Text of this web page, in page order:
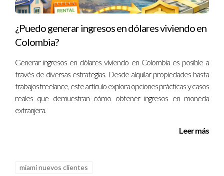
CONCLUSIÓN Y CONTACTO
CON EL EXPERTO
Homestead representa una excelente oportunidad para
inversionistas que buscan precios accesibles, incentivos
atractivos y un alto potencial de valorización gracias a su
desarrollo constante. Prepararte adecuadamente y
contar con asesoría profesional te permitirá sacar el
¿Puedo generar ingresos en dólares viviendo en
Colombia?
Generar ingresos en dólares viviendo en Colombia es posible a
través de diversas estrategias. Desde alquilar propiedades hasta
trabajos freelance, este artículo explora opciones prácticas y casos
reales que demuestran cómo obtener ingresos en moneda
extranjera.
Leer más
miami nuevos clientes